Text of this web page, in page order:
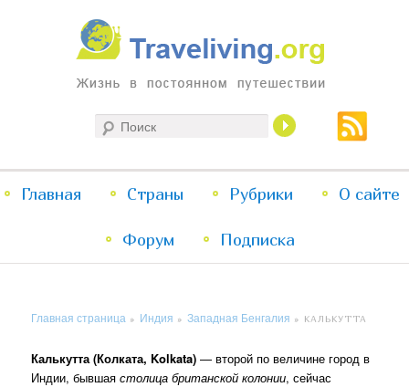
Traveliving
Жизнь в постоянном путешествии
меню
Перейти
к
Перейти
к
Главная Страны Рубрики О сайте
Форум Подписка
Главная страница » Индия »Западная Бенгалия » КАЛЬКУТТА
Калькутта (Колката, Kolkata) — второй по величине город в
Индии, бывшаястолица британской колонии, сейчас